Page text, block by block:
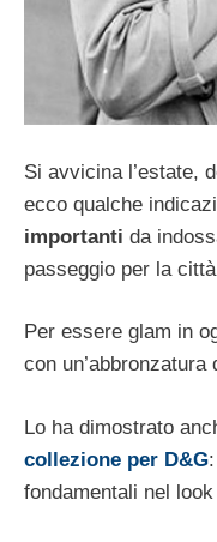
Si avvicina l’estate,
ecco qualche
importanti da
passeggio per la
Per essere glam in
con un’abbronzatura
Lo ha dimostrato
collezione per D&G
fondamentali nel